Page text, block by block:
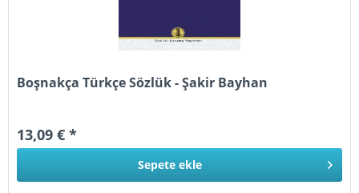
Boşnakça Türkçe Sözlük - Şakir Bayhan
13,09 € *
Sepete ekle